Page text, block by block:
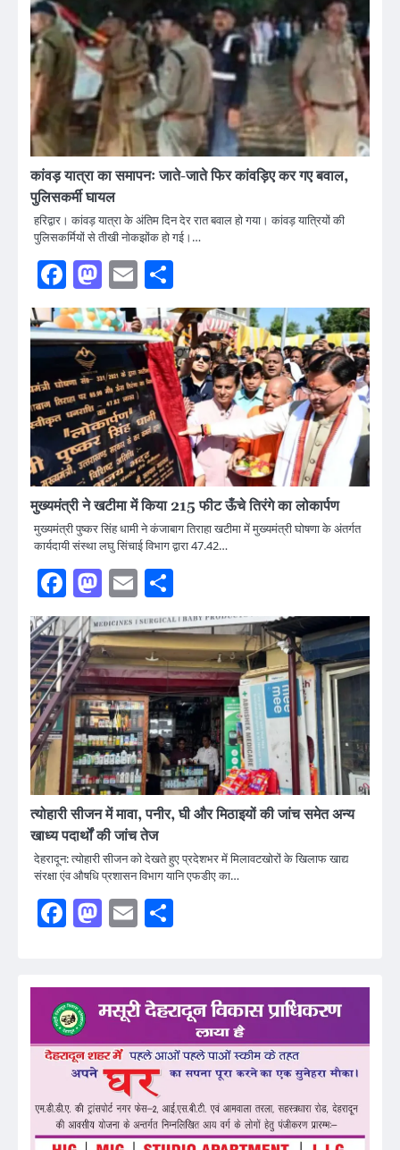
कांवड़ यात्रा का समापनः जाते-जाते फिर कांवड़िए कर गए बवाल,
पुलिसकर्मी घायल
हरिद्वार। कांवड़ यात्रा के अंतिम दिन देर रात बवाल हो गया। कांवड़ यात्रियों की
पुलिसकर्मियों से तीखी नोकझोंक हो गई।…
Facebook
Mastodon
Email
मुख्यमंत्री ने खटीमा में किया 215 फीट ऊँचे तिरंगे का लोकार्पण
मुख्यमंत्री पुष्कर सिंह धामी ने कंजाबाग तिराहा खटीमा में मुख्यमंत्री घोषणा के अंतर्गत
कार्यदायी संस्था लघु सिंचाई विभाग द्वारा 47.42…
Facebook
Mastodon
Email
त्योहारी सीजन में मावा, पनीर, घी और मिठाइयों की जांच समेत अन्य
खाध्य पदार्थों की जांच तेज
देहरादून: त्योहारी सीजन को देखते हुए प्रदेशभर में मिलावटखोरों के खिलाफ खाद्य
संरक्षा एंव औषधि प्रशासन विभाग यानि एफडीए का…
Facebook
Mastodon
Email